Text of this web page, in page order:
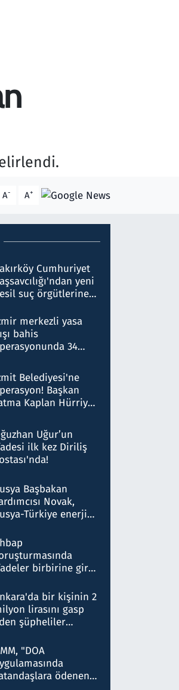
A- A+
Cumhuriyet
yeni
suç örgütlerine
gözaltı kararı
merkezli yasa
bahis
34
liralık para
tespit edildi
Belediyesi'ne
Başkan
Kaplan Hürriyet
Uğur’un
ilk kez Diriliş
Başbakan
Novak,
Türkiye enerji
olduğunu
birbirine girdi:
ortaya
tablo şok etti
bir kişinin 2
lirasını gasp
şüpheliler
"DOA
ödenen